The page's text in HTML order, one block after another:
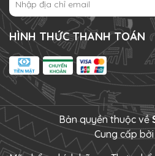
HÌNH THỨC THANH TOÁN
Bản quyền thuộc về
Cung cấp bởi